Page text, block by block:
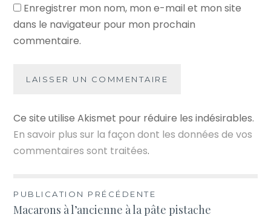
Enregistrer mon nom, mon e-mail et mon site
dans le navigateur pour mon prochain
commentaire.
Ce site utilise Akismet pour réduire les indésirables.
En savoir plus sur la façon dont les données de vos
commentaires sont traitées.
Navigation
de
PUBLICATION PRÉCÉDENTE
Macarons à l’ancienne à la pâte pistache